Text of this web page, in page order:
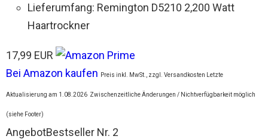
Lieferumfang: Remington D5210 2,200 Watt
Haartrockner
17,99 EUR
Bei Amazon kaufen
Preis inkl. MwSt., zzgl. Versandkosten Letzte
Aktualisierung am 1.08.2026 Zwischenzeitliche Änderungen / Nichtverfügbarkeit möglich
(siehe Footer)
AngebotBestseller Nr. 2